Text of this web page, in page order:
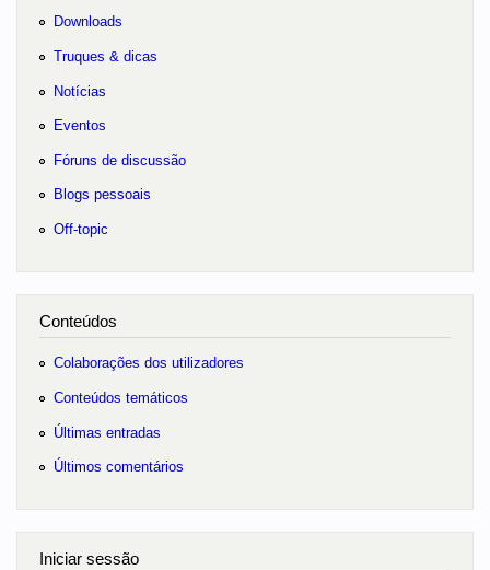
Downloads
Truques & dicas
Notícias
Eventos
Fóruns de discussão
Blogs pessoais
Off-topic
Conteúdos
Colaborações dos utilizadores
Conteúdos temáticos
Últimas entradas
Últimos comentários
Iniciar sessão